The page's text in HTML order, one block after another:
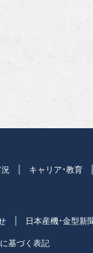
況 キャリア・教育
日本産機・金型
基づく表記